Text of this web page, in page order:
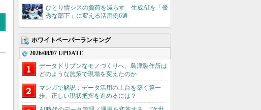
ひとり情シスの負荷を減らす 生成AIを「優
秀な部下」に変える活用例6選
ホワイトペーパーランキング
2026/08/07 UPDATE
データドリブンなモノづくりへ、島津製作所は
どのような施策で現場を変えたのか
マンガで解説：データ活用の土台を築く第一
歩、正しい現状把握を進めるには？